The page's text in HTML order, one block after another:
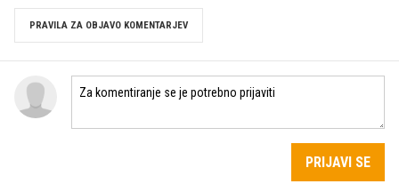
PRAVILA ZA OBJAVO KOMENTARJEV
PRIJAVI SE